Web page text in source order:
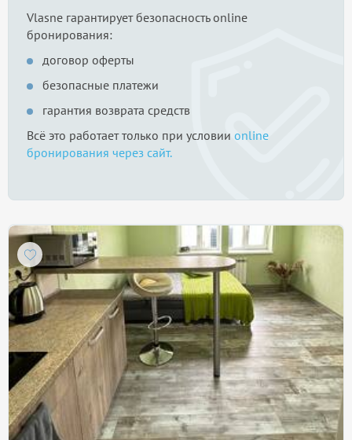
Vlasne гарантирует безопасность online
бронирования:
договор оферты
безопасные платежи
гарантия возврата средств
Всё это работает только при условии online
бронирования через сайт.